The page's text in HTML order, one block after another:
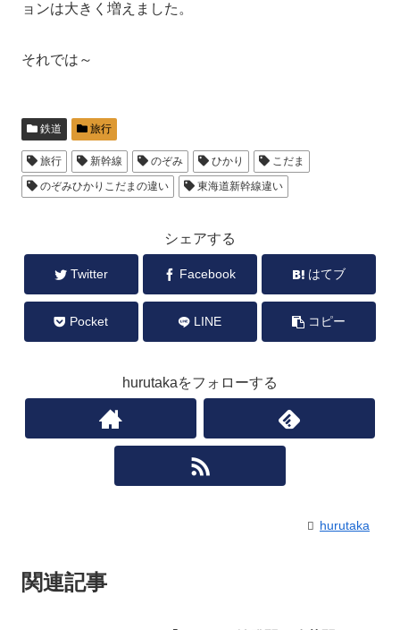
ョンは大きく増えました。
それでは～
鉄道 旅行
旅行 新幹線 のぞみ ひかり
こだま
のぞみひかりこだまの違い
東海道新幹線違い
シェアする
Twitter Facebook はてブ
Pocket LINE コピー
hurutakaをフォローする
hurutaka
関連記事